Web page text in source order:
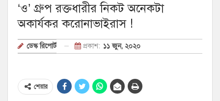
‘ও’ গ্রুপ রক্তধারীর নিকট অনেকটা
অকার্যকর করোনাভাইরাস !
ডেস্ক রিপোর্ট প্রকাশ: ১১ জুন, ২০২০
শেয়ার